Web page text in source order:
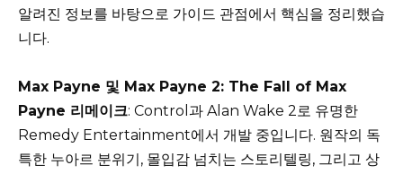
알려진 정보를 바탕으로 가이드 관점에서 핵심을 정리했습
니다.
Max Payne 및 Max Payne 2: The Fall of Max
Payne 리메이크: Control과 Alan Wake 2로 유명한
Remedy Entertainment에서 개발 중입니다. 원작의 독
특한 누아르 분위기, 몰입감 넘치는 스토리텔링, 그리고 상